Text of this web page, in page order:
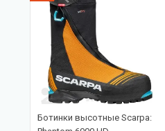
Ботинки высотные Scarpa: